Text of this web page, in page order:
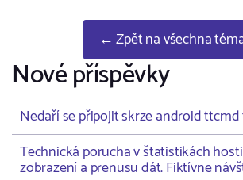
← Zpět na všechna
Nové příspěvky
Nedaří se připojit skrze android ttcmd
Technická porucha v štatistikách
zobrazení a prenusu dát. Fiktívne